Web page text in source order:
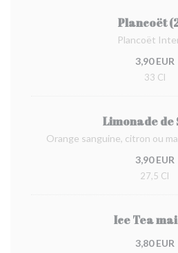
Plancoët
Plancoët
3,90 EUR
33 Cl
Limonade de
Orange sanguine, citron ou
3,90 EUR
27,5 Cl
Ice Tea
3,80 EUR